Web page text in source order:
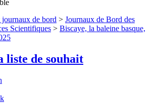
de bord > Journaux de Bord des
Scientifiques > Biscaye, la baleine basque,
liste de souhait